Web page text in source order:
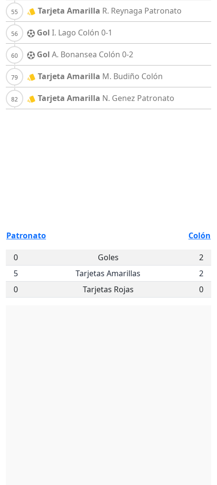
Tarjeta Amarilla R. Reynaga Patronato
Gol I. Lago Colón 0-1
Gol A. Bonansea Colón 0-2
Tarjeta Amarilla M. Budiño Colón
Tarjeta Amarilla N. Genez Patronato
Patronato Colón
0 Goles
2
5
Tarjetas Amarillas
2
0
Tarjetas Rojas 0